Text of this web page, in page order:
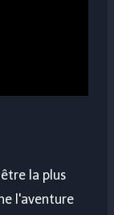
la plus
l'aventure